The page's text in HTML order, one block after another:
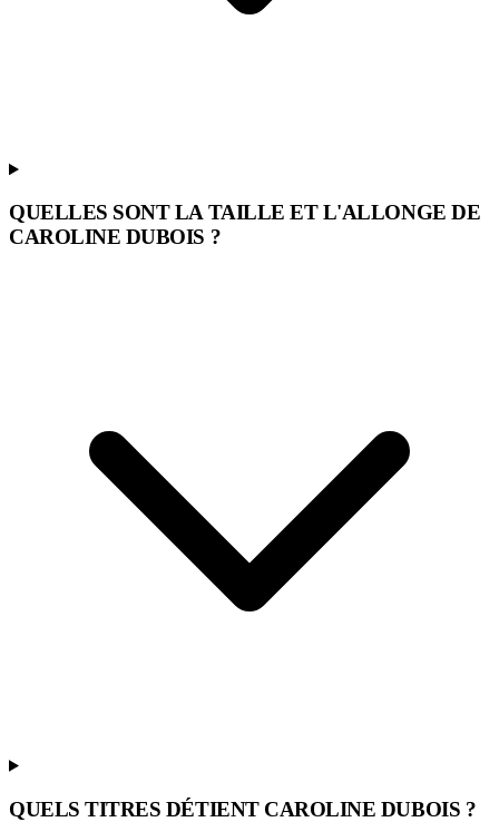
QUELLES SONT LA TAILLE ET L'ALLONGE DE
CAROLINE DUBOIS ?
QUELS TITRES DÉTIENT CAROLINE DUBOIS ?